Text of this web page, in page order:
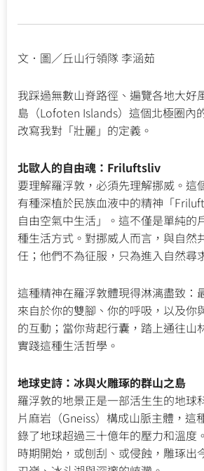
文．圖／丘山行領隊 李涵茹
我踩過無數山脊路徑、遍覽各地大好
島（Lofoten Islands）這個北極圈內
改寫我對「壯麗」的定義。
北歐人的自由魂：Friluftsliv
要理解羅浮敦，必須先理解挪威。這
有種深植於民族血液中的精神「
自由空氣中生活」。這不僅是單純的
種生活方式。對挪威人而言，與自然
任；他們不為征服，只為進入自然尋
這種精神在羅浮敦體現得淋漓盡致：
來自於你的雙腳、你的呼吸，以及你
的互動；當你背起行囊，踏上通往山
實踐這種生活哲學。
地球史詩：冰與火雕琢的群山之島
羅浮敦的地景正是一部活生生的地球
片麻岩（Gneiss）構成山脈主體，這
錄了地球超過三十億年的壓力和溫度
時期開始，或刨刮、或侵蝕，雕琢出